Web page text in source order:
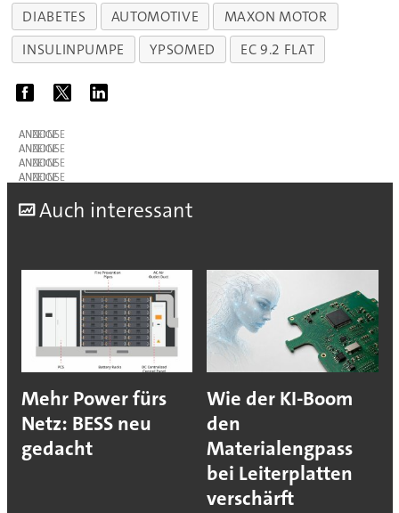
DIABETES AUTOMOTIVE
MAXON MOTOR
INSULINPUMPE
YPSOMED EC 9.2 FLAT
ANZEIGE
ANZEIGE
ANZEIGE
ANZEIGE
Auch interessant
Mehr Power fürs
Netz: BESS neu
gedacht
Wie der KI-Boom
den
Materialengpass
bei Leiterplatten
verschärft